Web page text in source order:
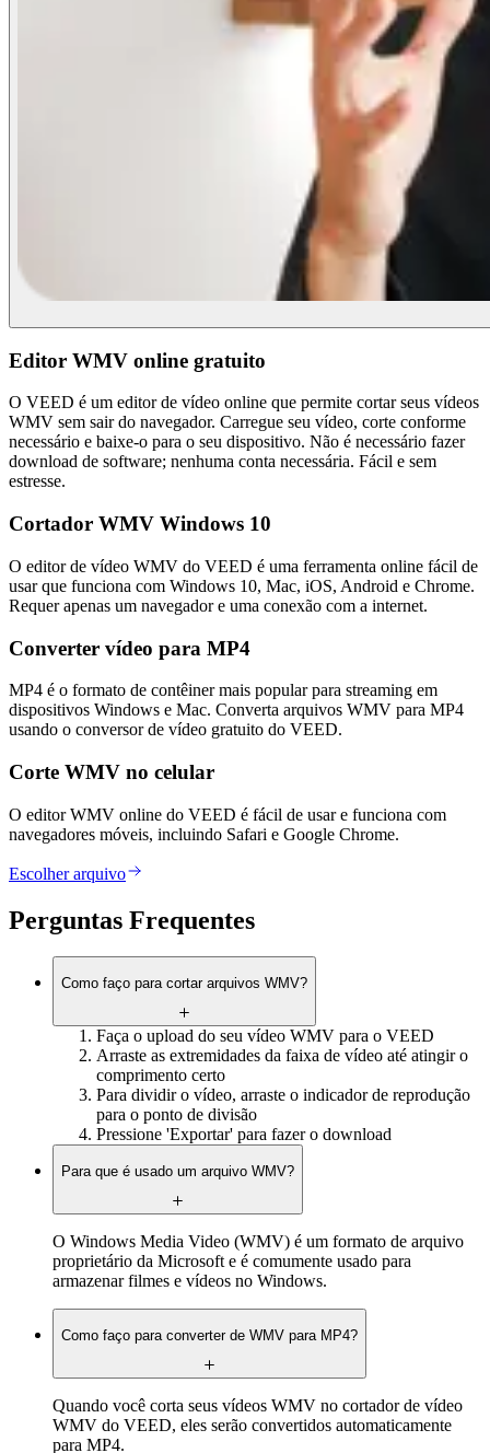
Editor WMV online gratuito
O VEED é um editor de vídeo online que permite cortar seus vídeos
WMV sem sair do navegador. Carregue seu vídeo, corte conforme
necessário e baixe-o para o seu dispositivo. Não é necessário fazer
download de software; nenhuma conta necessária. Fácil e sem
estresse.
Cortador WMV Windows 10
O editor de vídeo WMV do VEED é uma ferramenta online fácil de
usar que funciona com Windows 10, Mac, iOS, Android e Chrome.
Requer apenas um navegador e uma conexão com a internet.
Converter vídeo para MP4
MP4 é o formato de contêiner mais popular para streaming em
dispositivos Windows e Mac. Converta arquivos WMV para MP4
usando o conversor de vídeo gratuito do VEED.
Corte WMV no celular
O editor WMV online do VEED é fácil de usar e funciona com
navegadores móveis, incluindo Safari e Google Chrome.
Escolher arquivo
Perguntas Frequentes
Como faço para cortar arquivos WMV?
Faça o upload do seu vídeo WMV para o VEED
Arraste as extremidades da faixa de vídeo até atingir o
comprimento certo
Para dividir o vídeo, arraste o indicador de reprodução
para o ponto de divisão
Pressione 'Exportar' para fazer o download
Para que é usado um arquivo WMV?
O Windows Media Video (WMV) é um formato de arquivo
proprietário da Microsoft e é comumente usado para
armazenar filmes e vídeos no Windows.
Como faço para converter de WMV para MP4?
Quando você corta seus vídeos WMV no cortador de vídeo
WMV do VEED, eles serão convertidos automaticamente
para MP4.